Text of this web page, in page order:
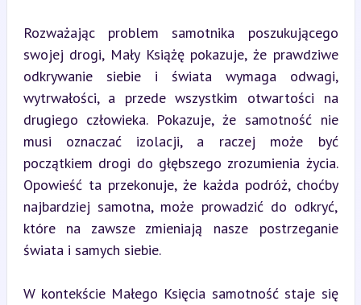
Rozważając problem samotnika poszukującego
swojej drogi, Mały Książę pokazuje, że prawdziwe
odkrywanie siebie i świata wymaga odwagi,
wytrwałości, a przede wszystkim otwartości na
drugiego człowieka. Pokazuje, że samotność nie
musi oznaczać izolacji, a raczej może być
początkiem drogi do głębszego zrozumienia życia.
Opowieść ta przekonuje, że każda podróż, choćby
najbardziej samotna, może prowadzić do odkryć,
które na zawsze zmieniają nasze postrzeganie
świata i samych siebie.
W kontekście Małego Księcia samotność staje się